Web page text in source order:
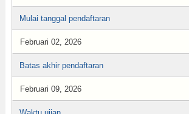
Mulai tanggal pendaftaran
Februari 02, 2026
Batas akhir pendaftaran
Februari 09, 2026